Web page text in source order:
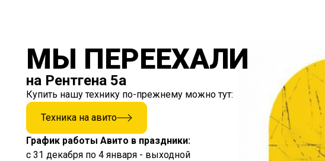
МЫ ПЕРЕЕХАЛИ
на Рентгена 5а
Купить нашу технику по-прежнему можно тут:
Техника на авито
График работы Авито в праздники:
с 31 декабря по 4 января - выходной